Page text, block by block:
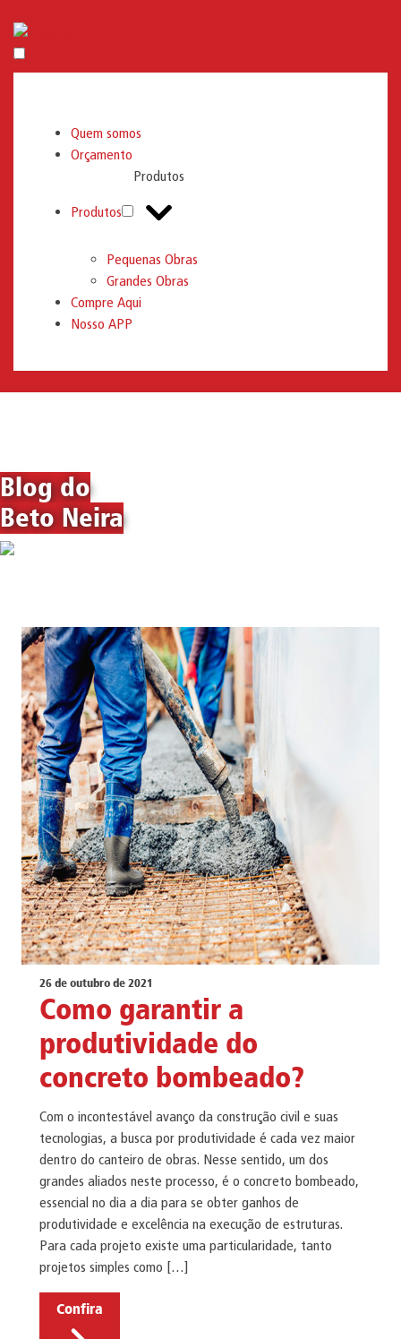
Engemix
Quem somos
Orçamento
Produtos
Produtos
Pequenas Obras
Grandes Obras
Compre Aqui
Nosso APP
Blog do
Beto Neira
26 de outubro de 2021
Como garantir a
produtividade do
concreto bombeado?
Com o incontestável avanço da construção civil e suas
tecnologias, a busca por produtividade é cada vez maior
dentro do canteiro de obras. Nesse sentido, um dos
grandes aliados neste processo, é o concreto bombeado,
essencial no dia a dia para se obter ganhos de
produtividade e excelência na execução de estruturas.
Para cada projeto existe uma particularidade, tanto
projetos simples como […]
Confira